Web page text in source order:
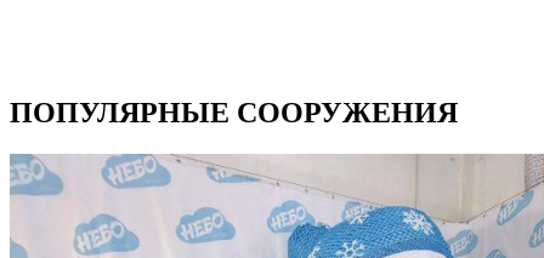
ПОПУЛЯРНЫЕ СООРУЖЕНИЯ